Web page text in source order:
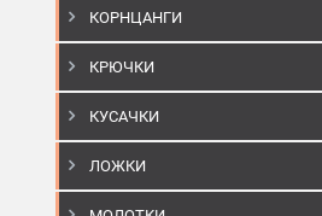
КОРНЦАНГИ
КРЮЧКИ
КУСАЧКИ
ЛОЖКИ